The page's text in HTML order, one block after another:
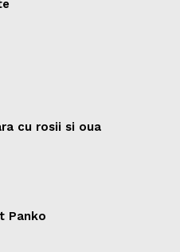
cu rosii si oua
Panko